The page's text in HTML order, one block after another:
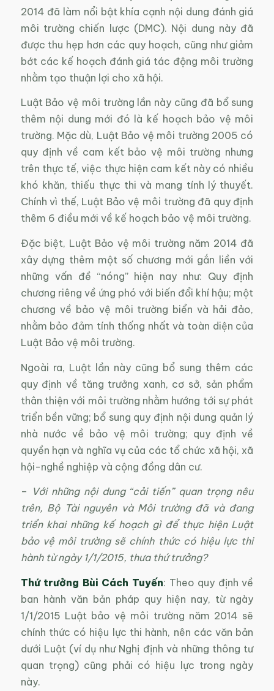
2014 đã làm nổi bật khía cạnh nội dung đánh giá
môi trường chiến lược (DMC). Nội dung này đã
được thu hẹp hơn các quy hoạch, cũng như giảm
bớt các kế hoạch đánh giá tác động môi trường
nhằm tạo thuận lợi cho xã hội.
Luật Bảo vệ môi trường lần này cũng đã bổ sung
thêm nội dung mới đó là kế hoạch bảo vệ môi
trường. Mặc dù, Luật Bảo vệ môi trường 2005 có
quy định về cam kết bảo vệ môi trường nhưng
trên thực tế, việc thực hiện cam kết này có nhiều
khó khăn, thiếu thực thi và mang tính lý thuyết.
Chính vì thế, Luật Bảo vệ môi trường đã quy định
thêm 6 điều mới về kế hoạch bảo vệ môi trường.
Đặc biệt, Luật Bảo vệ môi trường năm 2014 đã
xây dựng thêm một số chương mới gắn liền với
những vấn đề “nóng” hiện nay như: Quy định
chương riêng về ứng phó với biến đổi khí hậu; một
chương về bảo vệ môi trường biển và hải đảo,
nhằm bảo đảm tính thống nhất và toàn diện của
Luật Bảo vệ môi trường.
Ngoài ra, Luật lần này cũng bổ sung thêm các
quy định về tăng trưởng xanh, cơ sở, sản phẩm
thân thiện với môi trường nhằm hướng tới sự phát
triển bền vững; bổ sung quy định nội dung quản lý
nhà nước về bảo vệ môi trường; quy định về
quyền hạn và nghĩa vụ của các tổ chức xã hội, xã
hội-nghề nghiệp và cộng đồng dân cư.
– Với những nội dung “cải tiến” quan trọng nêu
trên, Bộ Tài nguyên và Môi trường đã và đang
triển khai những kế hoạch gì để thực hiện Luật
bảo vệ môi trường sẽ chính thức có hiệu lực thi
hành từ ngày 1/1/2015, thưa thứ trưởng?
Thứ trưởng Bùi Cách Tuyến: Theo quy định về
ban hành văn bản pháp quy hiện nay, từ ngày
1/1/2015 Luật bảo vệ môi trường năm 2014 sẽ
chính thức có hiệu lực thi hành, nên các văn bản
dưới Luật (ví dụ như Nghị định và những thông tư
quan trọng) cũng phải có hiệu lực trong ngày
này.